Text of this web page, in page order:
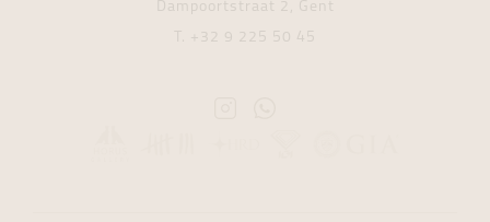
Dampoortstraat 2, Gent
T. +32 9 225 50 45